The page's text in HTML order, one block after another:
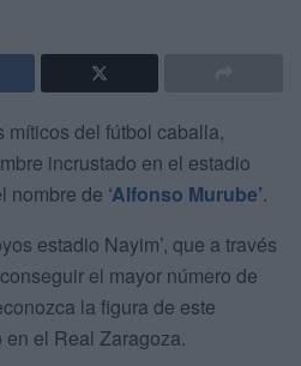
míticos del fútbol caballa,
incrustado en el estadio
nombre de ‘Alfonso Murube’.
estadio Nayim’, que a través
el mayor número de
la figura de este
en el Real Zaragoza.